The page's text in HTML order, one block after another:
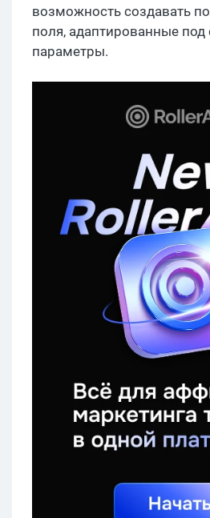
возможность создавать
поля, адаптированные под
параметры.